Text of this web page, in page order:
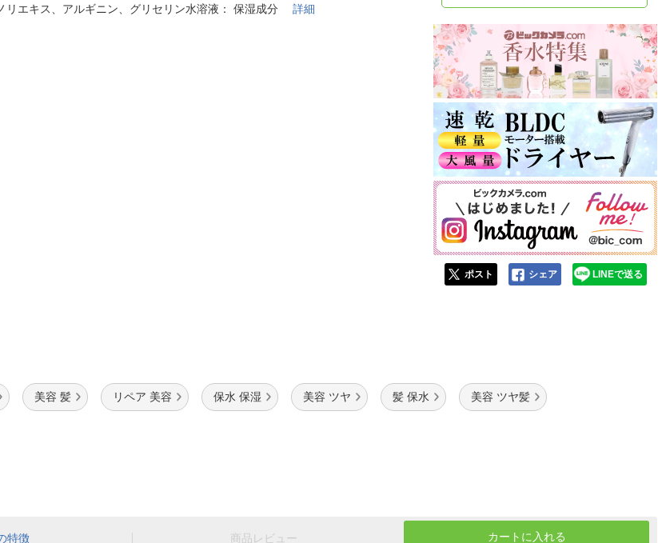
リエキス、アルギニン、グリセリン水溶液： 保湿成分詳細
ポスト シェア LINEで送る
美容 髪 リペア 美容 保水 保湿 美容 ツヤ 髪 保水 美容 ツヤ髪
カートに入れる
特徴 商品レビュー